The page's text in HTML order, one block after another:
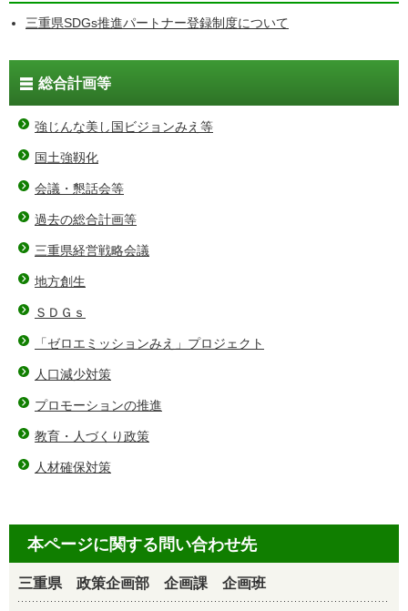
三重県SDGs推進パートナー登録制度について
総合計画等
強じんな美し国ビジョンみえ等
国土強靱化
会議・懇話会等
過去の総合計画等
三重県経営戦略会議
地方創生
ＳＤＧｓ
「ゼロエミッションみえ」プロジェクト
人口減少対策
プロモーションの推進
教育・人づくり政策
人材確保対策
本ページに関する問い合わせ先
三重県 政策企画部 企画課 企画班